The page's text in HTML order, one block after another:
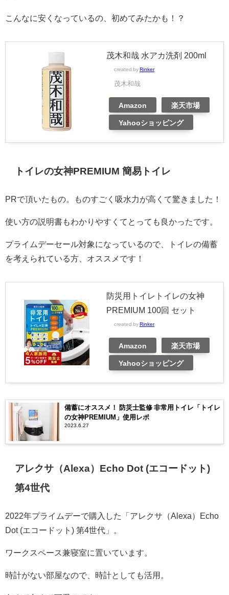
こんなに安くなっているの、初めてみたかも！？
茂木和哉 水アカ洗剤 200ml
created by Rinker
茂木和哉
Amazon 楽天市場
Yahooショッピング
トイレの女神PREMIUM 簡易トイレ
PRで頂いたもの。ものすごく吸水力が高くて驚きました！
使い方の説明書もわかりやすくてとっても良かったです。
プライムデーセール対象になっているので、トイレの備蓄
を考えられている方、オススメです！
防災用トイレトイレの女神
PREMIUM 100回 セット
created by Rinker
Amazon 楽天市場
Yahooショッピング
備蓄にオススメ！ 防災士監修 非常用トイレ「トイレ
の女神PREMIUM」使用レポ
2023.6.27
アレクサ（Alexa）Echo Dot (エコードット)
第4世代
2022年プライムデーで購入した「アレクサ（Alexa）Echo
Dot (エコードット) 第4世代」。
ワークスペース兼寝室に置いています。
時計がない部屋なので、時計としても活用。